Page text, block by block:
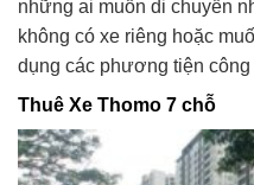
những ai muốn di chuyển
không có xe riêng hoặc
dụng các phương tiện công
Thuê Xe Thomo 7 chỗ